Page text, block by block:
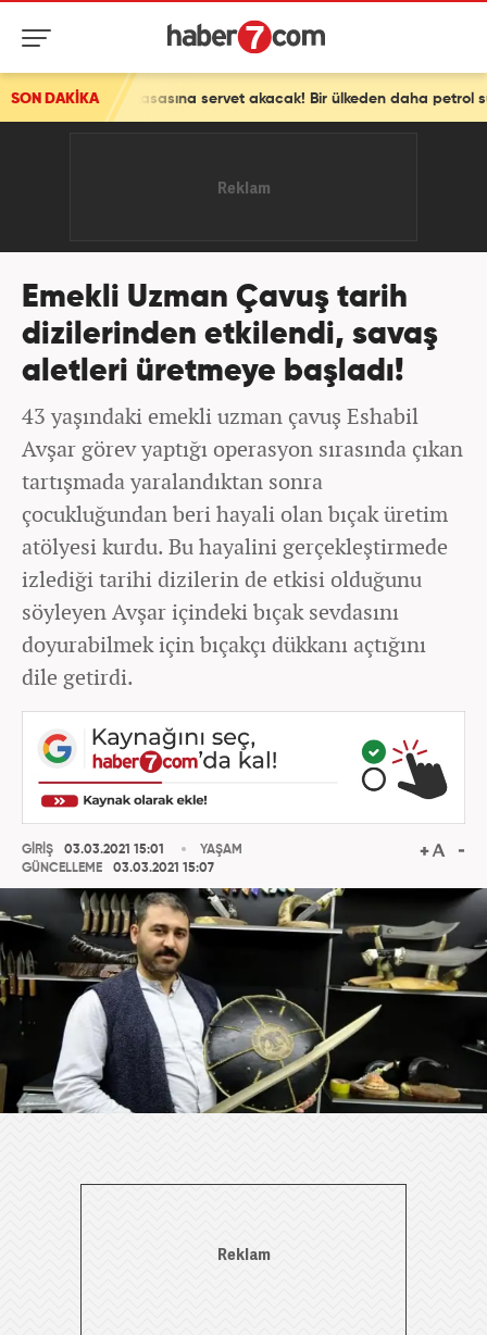
SON DAKİKAservet akacak! Bir ülkeden daha petrol sürprizi
Emekli Uzman Çavuş tarih
dizilerinden etkilendi, savaş
aletleri üretmeye başladı!
43 yaşındaki emekli uzman çavuş Eshabil
Avşar görev yaptığı operasyon sırasında çıkan
tartışmada yaralandıktan sonra
çocukluğundan beri hayali olan bıçak üretim
atölyesi kurdu. Bu hayalini gerçekleştirmede
izlediği tarihi dizilerin de etkisi olduğunu
söyleyen Avşar içindeki bıçak sevdasını
doyurabilmek için bıçakçı dükkanı açtığını
dile getirdi.
GİRİŞ
03.03.2021 15:01
GÜNCELLEME
03.03.2021 15:07
YAŞAM